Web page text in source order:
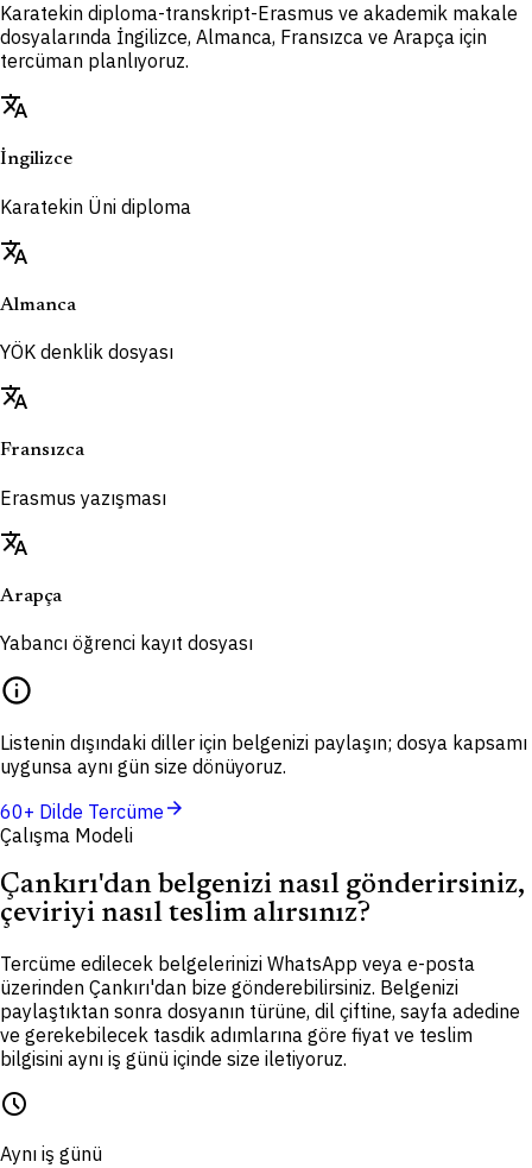
Karatekin diploma-transkript-Erasmus ve akademik makale
dosyalarında İngilizce, Almanca, Fransızca ve Arapça için
tercüman planlıyoruz.
translate
İngilizce
Karatekin Üni diploma
translate
Almanca
YÖK denklik dosyası
translate
Fransızca
Erasmus yazışması
translate
Arapça
Yabancı öğrenci kayıt dosyası
info
Listenin dışındaki diller için belgenizi paylaşın; dosya kapsamı
uygunsa aynı gün size dönüyoruz.
60+ Dilde Tercüme arrow_forward
Çalışma Modeli
Çankırı'dan belgenizi nasıl gönderirsiniz,
çeviriyi nasıl teslim alırsınız?
Tercüme edilecek belgelerinizi WhatsApp veya e-posta
üzerinden Çankırı'dan bize gönderebilirsiniz. Belgenizi
paylaştıktan sonra dosyanın türüne, dil çiftine, sayfa adedine
ve gerekebilecek tasdik adımlarına göre fiyat ve teslim
bilgisini aynı iş günü içinde size iletiyoruz.
schedule
Aynı iş günü